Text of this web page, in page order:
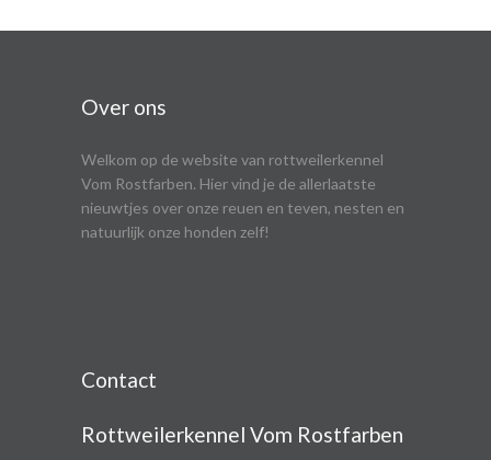
Over ons
Welkom op de website van rottweilerkennel
Vom Rostfarben. Hier vind je de allerlaatste
nieuwtjes over onze reuen en teven, nesten en
natuurlijk onze honden zelf!
Contact
Rottweilerkennel Vom Rostfarben